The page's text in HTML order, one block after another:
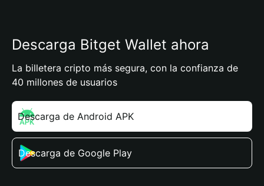
Descarga Bitget Wallet ahora
La billetera cripto más segura, con la confianza de
40 millones de usuarios
Descarga de Android APK
Descarga de Google Play